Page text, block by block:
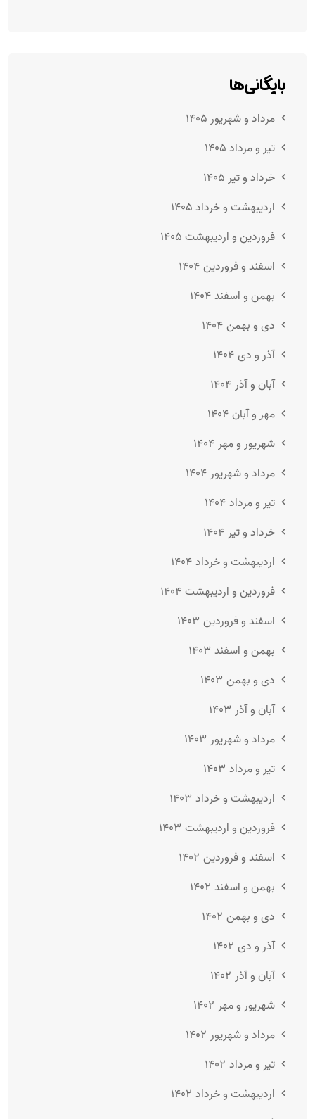
بایگانی‌ها
مرداد و شهریور ۱۴۰۵
تیر و مرداد ۱۴۰۵
خرداد و تیر ۱۴۰۵
اردیبهشت و خرداد ۱۴۰۵
فروردین و اردیبهشت ۱۴۰۵
اسفند و فروردین ۱۴۰۴
بهمن و اسفند ۱۴۰۴
دی و بهمن ۱۴۰۴
آذر و دی ۱۴۰۴
آبان و آذر ۱۴۰۴
مهر و آبان ۱۴۰۴
شهریور و مهر ۱۴۰۴
مرداد و شهریور ۱۴۰۴
تیر و مرداد ۱۴۰۴
خرداد و تیر ۱۴۰۴
اردیبهشت و خرداد ۱۴۰۴
فروردین و اردیبهشت ۱۴۰۴
اسفند و فروردین ۱۴۰۳
بهمن و اسفند ۱۴۰۳
دی و بهمن ۱۴۰۳
آبان و آذر ۱۴۰۳
مرداد و شهریور ۱۴۰۳
تیر و مرداد ۱۴۰۳
اردیبهشت و خرداد ۱۴۰۳
فروردین و اردیبهشت ۱۴۰۳
اسفند و فروردین ۱۴۰۲
بهمن و اسفند ۱۴۰۲
دی و بهمن ۱۴۰۲
آذر و دی ۱۴۰۲
آبان و آذر ۱۴۰۲
شهریور و مهر ۱۴۰۲
مرداد و شهریور ۱۴۰۲
تیر و مرداد ۱۴۰۲
اردیبهشت و خرداد ۱۴۰۲